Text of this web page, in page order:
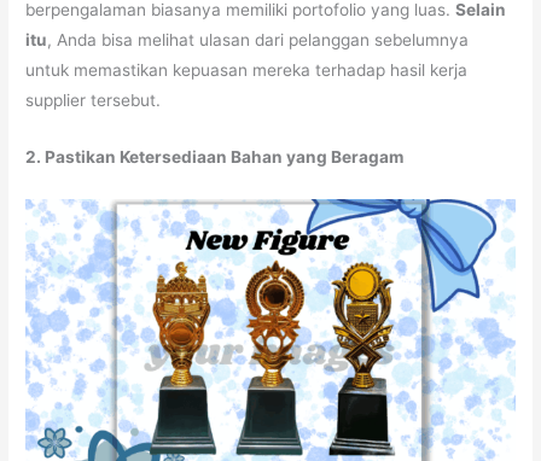
berpengalaman biasanya memiliki portofolio yang luas.Selain
itu, Anda bisa melihat ulasan dari pelanggan sebelumnya
untuk memastikan kepuasan mereka terhadap hasil kerja
supplier tersebut.
2. Pastikan Ketersediaan Bahan yang Beragam